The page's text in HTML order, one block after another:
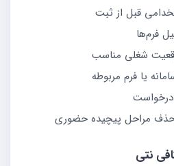
قبل از ثبت
فرم‌ها
شغلی مناسب
یا فرم مربوطه
مراحل پیچیده حضوری
نتی